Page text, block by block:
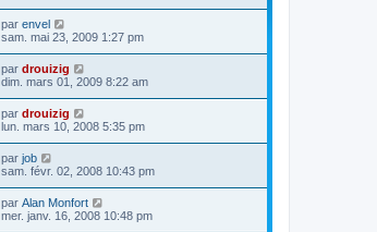
par envel
sam. mai 23, 2009 1:27 pm
par drouizig
dim. mars 01, 2009 8:22 am
par drouizig
lun. mars 10, 2008 5:35 pm
par job
sam. févr. 02, 2008 10:43 pm
par Alan Monfort
mer. janv. 16, 2008 10:48 pm